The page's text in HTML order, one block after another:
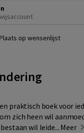
op wensenlijst
praktisch boek voor
zich heen wil
wil leide...Meer